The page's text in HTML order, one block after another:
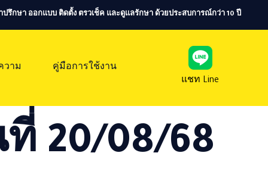
ปรึกษา ออกแบบ ติดตั้ง ตรวเช็ค และดูแลรักษา ด้วยประสบการณ์กว่า 10 ปี
วาม
คู่มือการใช้งาน
แชท Line
20/08/68